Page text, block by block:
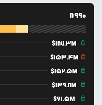
8990
$187.3M
$153.4M
$152.5M
$139.8M
$61.5M